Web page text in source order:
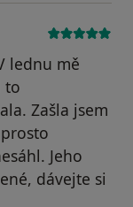
lednu mě
to
Zašla jsem
Jeho
dávejte si